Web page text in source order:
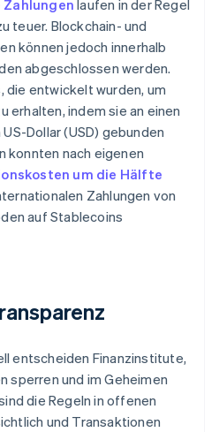
laufen in der Regel
teuer. Blockchain- und
können jedoch innerhalb
abgeschlossen werden.
die entwickelt wurden, um
erhalten, indem sie an einen
Dollar (USD) gebunden
konnten nach eigenen
um die Hälfte
Zahlungen von
auf Stablecoins
entscheiden Finanzinstitute,
sperren und im Geheimen
die Regeln in offenen
und Transaktionen